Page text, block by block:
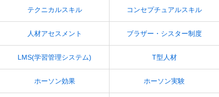
テクニカルスキル コンセプチュアルスキル
人材アセスメント ブラザー・シスター制度
LMS(学習管理システム) T型人材
ホーソン効果 ホーソン実験